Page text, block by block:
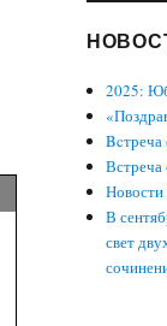
2025:
Встреча
Новости
В
свет